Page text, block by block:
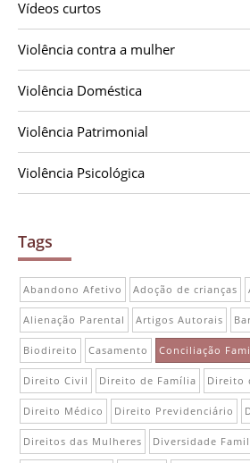
Vídeos curtos
Violência contra a mulher
Violência Doméstica
Violência Patrimonial
Violência Psicológica
Tags
Abandono Afetivo Adoção de crianças
Alienação Parental Artigos Autorais
Biodireito Casamento Conciliação
Direito Civil Direito de Família Direito
Direito Médico Direito Previdenciário
Direitos das Mulheres Diversidade